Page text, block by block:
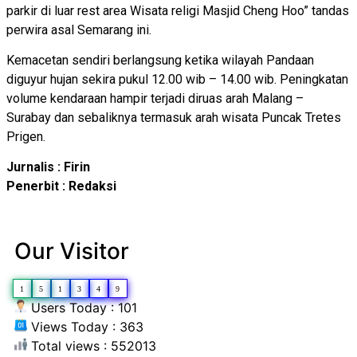
parkir di luar rest area Wisata religi Masjid Cheng Hoo” tandas
perwira asal Semarang ini.
Kemacetan sendiri berlangsung ketika wilayah Pandaan
diguyur hujan sekira pukul 12.00 wib – 14.00 wib. Peningkatan
volume kendaraan hampir terjadi diruas arah Malang –
Surabay dan sebaliknya termasuk arah wisata Puncak Tretes
Prigen.
Jurnalis : Firin
Penerbit : Redaksi
Our Visitor
1 5 1 3 4 9
Users Today : 101
Views Today : 363
Total views : 552013